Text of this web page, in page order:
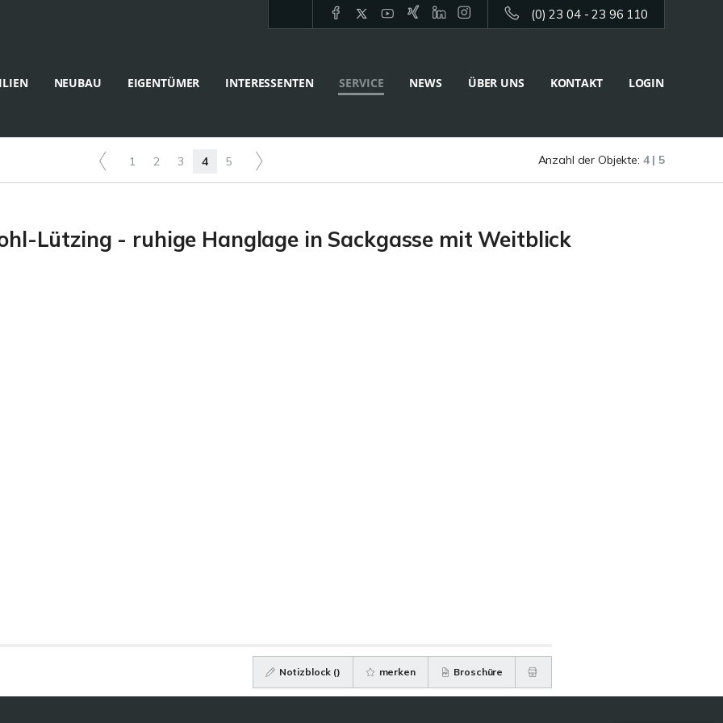
(0) 23 04 - 23 96 110
NEUBAU EIGENTÜMER INTERESSENTEN SERVICE NEWS ÜBER UNS KONTAKT LOGIN
1 2 3 4 5 Anzahl der Objekte: 4 | 5
Lützing - ruhige Hanglage in Sackgasse mit Weitblick
Notizblock () merken Broschüre